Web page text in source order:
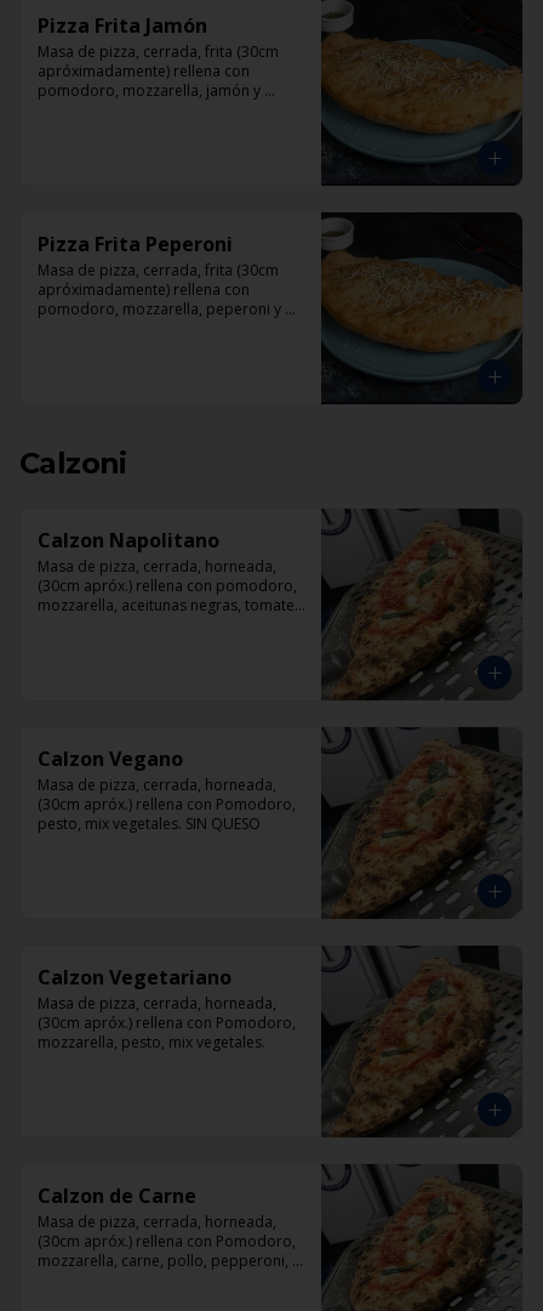
Pizza Frita Jamón
Masa de pizza, cerrada, frita (30cm
apróximadamente) rellena con
pomodoro, mozzarella, jamón y
Pizza Frita Peperoni
Masa de pizza, cerrada, frita (30cm
apróximadamente) rellena con
pomodoro, mozzarella, peperoni y
Calzoni
Calzon Napolitano
Masa de pizza, cerrada, horneada,
(30cm apróx.) rellena con pomodoro,
mozzarella, aceitunas negras, tomate,
Calzon Vegano
Masa de pizza, cerrada, horneada,
(30cm apróx.) rellena con Pomodoro,
pesto, mix vegetales. SIN QUESO
Calzon Vegetariano
Masa de pizza, cerrada, horneada,
(30cm apróx.) rellena con Pomodoro,
mozzarella, pesto, mix vegetales.
Calzon de Carne
Masa de pizza, cerrada, horneada,
(30cm apróx.) rellena con Pomodoro,
mozzarella, carne, pollo, pepperoni,